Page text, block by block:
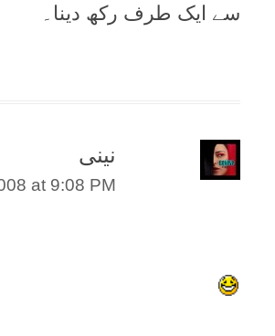
سے ایک طرف رکھ دینا۔
نینی
at 9:08 PM